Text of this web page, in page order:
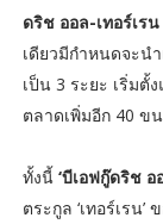
ดริช ออล-เทอร์เรน
เดียวมีกำหนดจะน
เป็น 3 ระยะ เริ่มตั้
ตลาดเพิ่มอีก 40 ข
ทั้งนี้ ‘บีเอฟกู๊ดริช อ
ตระกูล ‘เทอร์เรน